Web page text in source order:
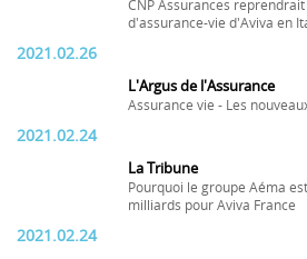
CNP Assurances
d'assurance-vie d'Aviva en
2021.02.26
L'Argus de l'Assurance
Assurance vie - Les
2021.02.24
La Tribune
Pourquoi le groupe Aéma
milliards pour Aviva France
2021.02.24